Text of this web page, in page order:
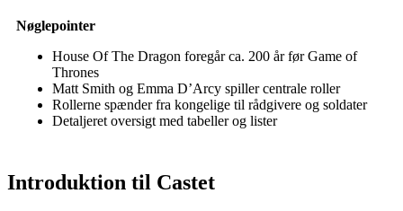
Nøglepointer
House Of The Dragon foregår ca. 200 år før Game of
Thrones
Matt Smith og Emma D’Arcy spiller centrale roller
Rollerne spænder fra kongelige til rådgivere og soldater
Detaljeret oversigt med tabeller og lister
Introduktion til Castet